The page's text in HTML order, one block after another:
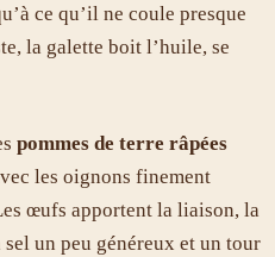
ce qu’il ne coule presque
la galette boit l’huile, se
pommes de terre râpées
les oignons finement
œufs apportent la liaison, la
un peu généreux et un tour